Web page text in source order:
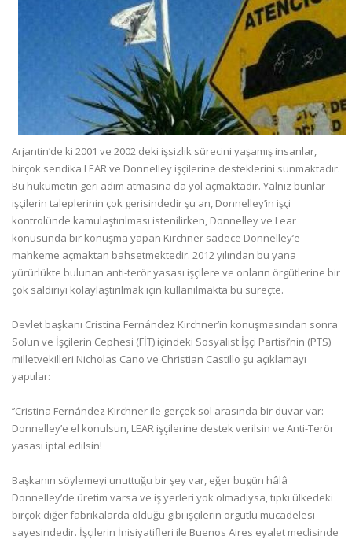
Arjantin’de ki 2001 ve 2002 deki işsizlik sürecini yaşamış insanlar,
birçok sendika LEAR ve Donnelley işçilerine desteklerini sunmaktadır.
Bu hükümetin geri adım atmasına da yol açmaktadır. Yalnız bunlar
işçilerin taleplerinin çok gerisindedir şu an, Donnelley’in işçi
kontrolünde kamulaştırılması istenilirken, Donnelley ve Lear
konusunda bir konuşma yapan Kirchner sadece Donnelley’e
mahkeme açmaktan bahsetmektedir. 2012 yılından bu yana
yürürlükte bulunan anti-terör yasası işçilere ve onların örgütlerine bir
çok saldırıyı kolaylaştırılmak için kullanılmakta bu süreçte.
Devlet başkanı Cristina Fernández Kirchner’in konuşmasından sonra
Solun ve İşçilerin Cephesi (FİT) içindeki Sosyalist İşçi Partisi’nin (PTS)
milletvekilleri Nicholas Cano ve Christian Castillo şu açıklamayı
yaptılar:
’’Cristina Fernández Kirchner ile gerçek sol arasında bir duvar var:
Donnelley’e el konulsun, LEAR işçilerine destek verilsin ve Anti-Terör
yasası iptal edilsin!
Başkanın söylemeyi unuttuğu bir şey var, eğer bugün hâlâ
Donnelley’de üretim varsa ve iş yerleri yok olmadıysa, tıpkı ülkedeki
birçok diğer fabrikalarda olduğu gibi işçilerin örgütlü mücadelesi
sayesindedir. İşçilerin İnisiyatifleri ile Buenos Aires eyalet meclisinde